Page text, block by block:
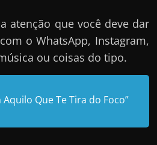
atenção que você deve dar
o WhatsApp, Instagram,
ou coisas do tipo.
Aquilo Que Te Tira do Foco”